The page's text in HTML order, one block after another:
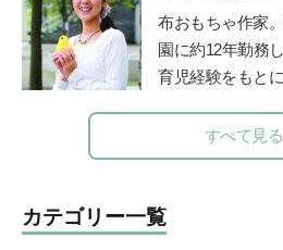
対談『保育も教
び」に変わらな
ごの木」HP
携わる傍ら、全
校、児童相談所
年以上続けた。
——相田みつをい
親でも子どもは
わたる臨床経験
育児書は、今も
布おもちゃ作家。
園に約12年勤務
育児経験をもと
とい」を立ち上
「保育セミナー
で講師として活
家＆保育士「ゆ
すべて見る
カテゴリー一覧